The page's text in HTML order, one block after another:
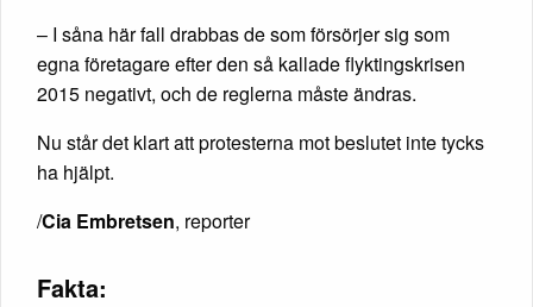
– I såna här fall drabbas de som försörjer sig som
egna företagare efter den så kallade flyktingskrisen
2015 negativt, och de reglerna måste ändras.
Nu står det klart att protesterna mot beslutet inte tycks
ha hjälpt.
/Cia Embretsen, reporter
Fakta: